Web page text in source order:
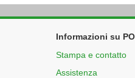
Informazioni su
Stampa e contatto
Assistenza